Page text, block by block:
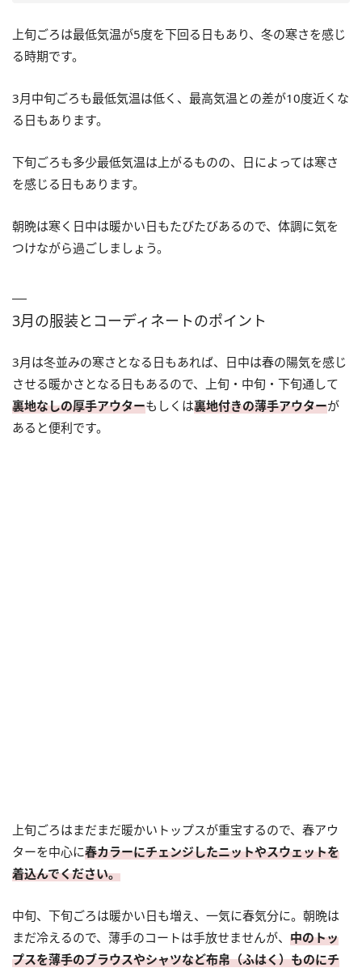
上旬ごろは最低気温が5度を下回る日もあり、冬の寒さを感じ
る時期です。
3月中旬ごろも最低気温は低く、最高気温との差が10度近くな
る日もあります。
下旬ごろも多少最低気温は上がるものの、日によっては寒さ
を感じる日もあります。
朝晩は寒く日中は暖かい日もたびたびあるので、体調に気を
つけながら過ごしましょう。
3月の服装とコーディネートのポイント
3月は冬並みの寒さとなる日もあれば、日中は春の陽気を感じ
させる暖かさとなる日もあるので、上旬・中旬・下旬通して
裏地なしの厚手アウターもしくは裏地付きの薄手アウターが
あると便利です。
上旬ごろはまだまだ暖かいトップスが重宝するので、春アウ
ターを中心に春カラーにチェンジしたニットやスウェットを
着込んでください。
中旬、下旬ごろは暖かい日も増え、一気に春気分に。朝晩は
まだ冷えるので、薄手のコートは手放せませんが、 中のトッ
プスを薄手のブラウスやシャツなど布帛（ふはく）ものにチ